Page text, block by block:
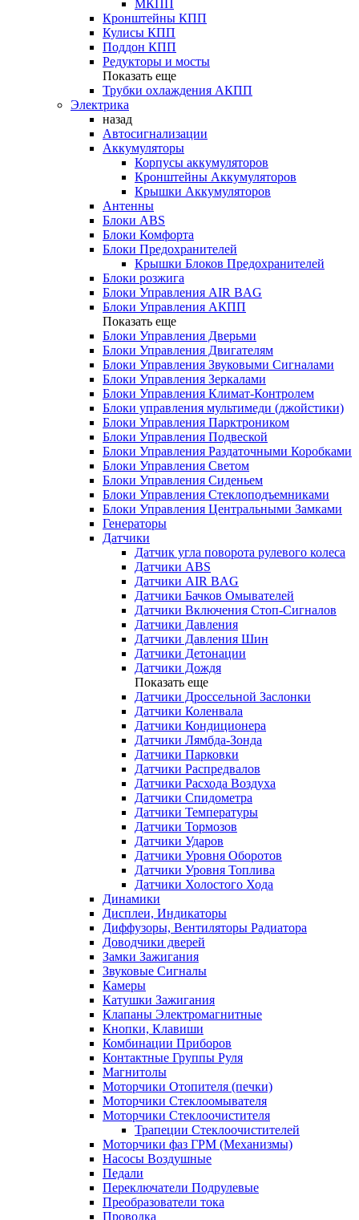
МКПП
Кронштейны КПП
Кулисы КПП
Поддон КПП
Редукторы и мосты
Показать еще
Трубки охлаждения АКПП
Электрика
назад
Автосигнализации
Аккумуляторы
Корпусы аккумуляторов
Кронштейны Аккумуляторов
Крышки Аккумуляторов
Антенны
Блоки ABS
Блоки Комфорта
Блоки Предохранителей
Крышки Блоков Предохранителей
Блоки розжига
Блоки Управления AIR BAG
Блоки Управления АКПП
Показать еще
Блоки Управления Дверьми
Блоки Управления Двигателям
Блоки Управления Звуковыми Сигналами
Блоки Управления Зеркалами
Блоки Управления Климат-Контролем
Блоки управления мультимеди (джойстики)
Блоки Управления Парктроником
Блоки Управления Подвеской
Блоки Управления Раздаточными Коробками
Блоки Управления Светом
Блоки Управления Сиденьем
Блоки Управления Стеклоподъемниками
Блоки Управления Центральными Замками
Генераторы
Датчики
Датчик угла поворота рулевого колеса
Датчики ABS
Датчики AIR BAG
Датчики Бачков Омывателей
Датчики Включения Стоп-Сигналов
Датчики Давления
Датчики Давления Шин
Датчики Детонации
Датчики Дождя
Показать еще
Датчики Дроссельной Заслонки
Датчики Коленвала
Датчики Кондиционера
Датчики Лямбда-Зонда
Датчики Парковки
Датчики Распредвалов
Датчики Расхода Воздуха
Датчики Спидометра
Датчики Температуры
Датчики Тормозов
Датчики Ударов
Датчики Уровня Оборотов
Датчики Уровня Топлива
Датчики Холостого Хода
Динамики
Дисплеи, Индикаторы
Диффузоры, Вентиляторы Радиатора
Доводчики дверей
Замки Зажигания
Звуковые Сигналы
Камеры
Катушки Зажигания
Клапаны Электромагнитные
Кнопки, Клавиши
Комбинации Приборов
Контактные Группы Руля
Магнитолы
Моторчики Отопителя (печки)
Моторчики Стеклоомывателя
Моторчики Стеклоочистителя
Трапеции Стеклоочистителей
Моторчики фаз ГРМ (Механизмы)
Насосы Воздушные
Педали
Переключатели Подрулевые
Преобразователи тока
Проводка